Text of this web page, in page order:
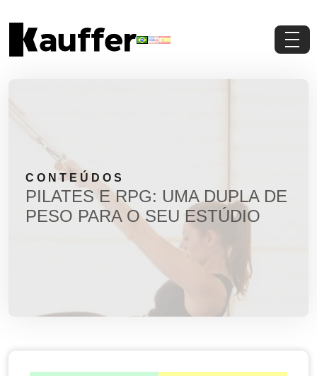
Materiais Gratuitos
Solicite um Orçamento
CONTEÚDOS
PILATES E RPG: UMA DUPLA DE
PESO PARA O SEU ESTÚDIO